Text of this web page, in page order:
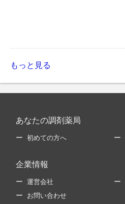
もっと見る
あなたの調剤薬局
初めての方へ
企業情報
運営会社
お問い合わせ